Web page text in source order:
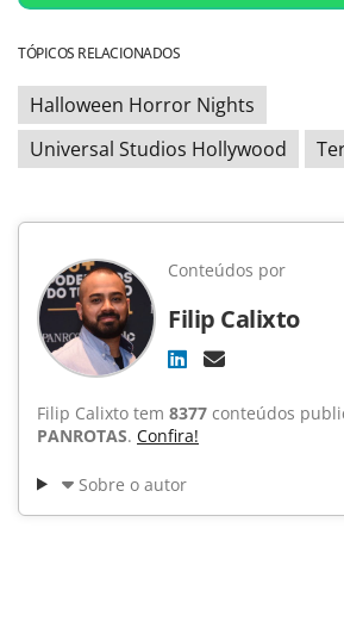
TÓPICOS RELACIONADOS
Halloween Horror Nights
Universal Studios Hollywood
Conteúdos por
Filip Calixto
Filip Calixto tem 8377 conteúdos
PANROTAS. Confira!
Sobre o autor